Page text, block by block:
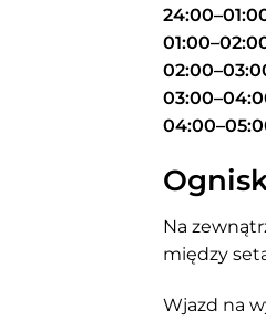
Na
między
Wjazd na